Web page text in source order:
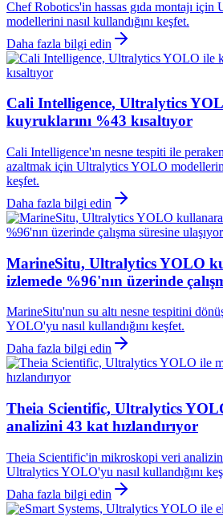
Chef Robotics'in hassas gıda montajı
modellerini nasıl kullandığını keşfet.
Daha fazla bilgi edin
Cali Intelligence, Ultralytics
kuyruklarını %43 kısaltıyor
Cali Intelligence'ın nesne tespiti ile
azaltmak için Ultralytics YOLO modellerini
keşfet.
Daha fazla bilgi edin
MarineSitu, Ultralytics YOLO
izlemede %96'nın üzerinde
MarineSitu'nun su altı nesne tespitini
YOLO'yu nasıl kullandığını keşfet.
Daha fazla bilgi edin
Theia Scientific, Ultralytics
analizini 43 kat hızlandırıyor
Theia Scientific'in mikroskopi veri
Ultralytics YOLO'yu nasıl kullandığını
Daha fazla bilgi edin